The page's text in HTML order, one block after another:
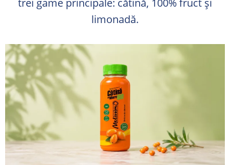
trei game principale: cătină, 100% fruct și
limonadă.